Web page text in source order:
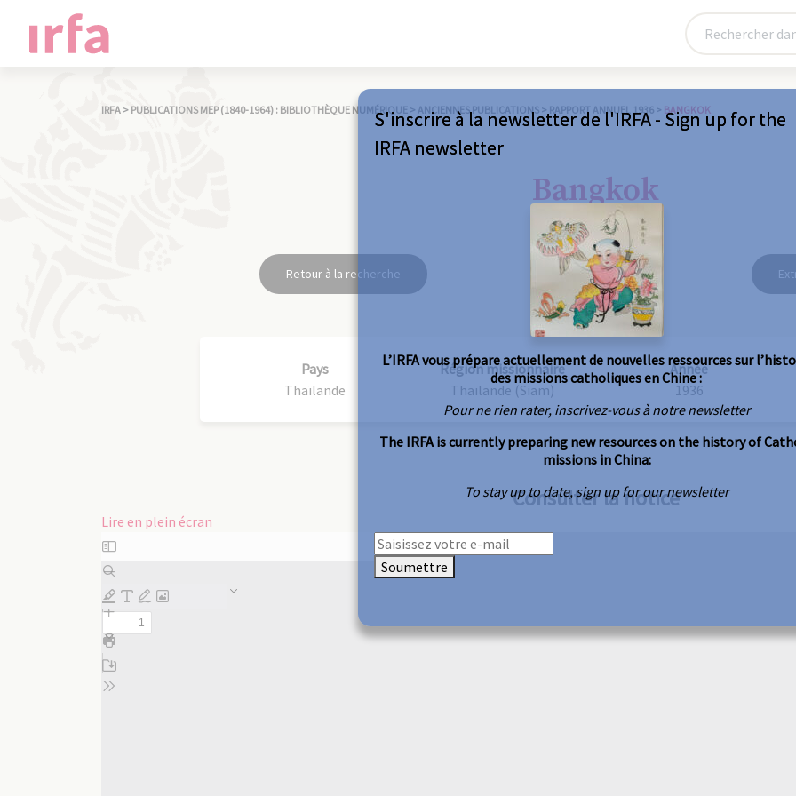
IRFA > PUBLICATIONS MEP (1840-1964) : BIBLIOTHÈQUE NUMÉRIQUE > ANCIENNES PUBLICATIONS > RAPPORT ANNUEL 1936 > BANGKOK
Bangkok
Retour à la recherche
Pays
Thaïlande
Région missionnaire
Thaïlande (Siam)
Année
1936
Consulter la notice
Lire en plein écran
Aller
au
contenu
PDF
S'inscrire à la newsletter de l'IRFA - Sign up for the
IRFA newsletter
L’IRFA vous prépare actuellement de nouvelles ressources sur
des missions catholiques en Chine :
Pour ne rien rater, inscrivez-vous à notre newsletter
The IRFA is currently preparing new resources on the history of
missions in China:
To stay up to date, sign up for our newsletter
Soumettre